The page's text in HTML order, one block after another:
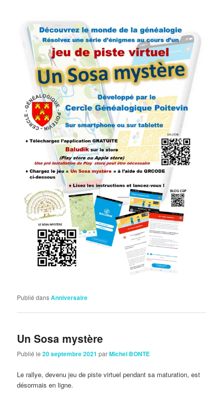
Publié dansAnniversaire
Un Sosa mystère
Publié le20 septembre 2021 parMichel BONTE
Le rallye, devenu jeu de piste virtuel pendant sa maturation, est
désormais en ligne.